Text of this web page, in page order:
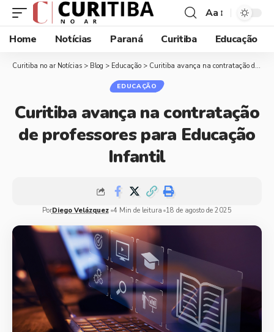
Aa
Home
Notícias Paraná Curitiba Educação
Curitiba no ar Notícias > Blog > Educação > Curitiba avança na contratação de professores para Educação Infantil
EDUCAÇÃO
Curitiba avança na contratação
de professores para Educação
Infantil
PorDiego Velázquez 4 Min de leitura 18 de agosto de 2025